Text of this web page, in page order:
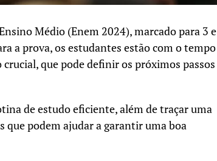
Médio (Enem 2024), marcado para 3 e
a prova, os estudantes estão com o tempo
que pode definir os próximos passos
de estudo eficiente, além de traçar uma
que podem ajudar a garantir uma boa